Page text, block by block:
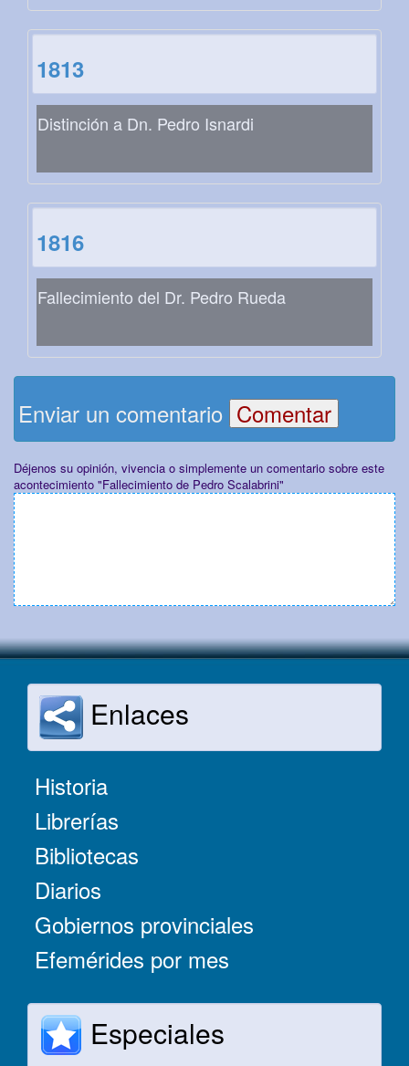
1813
Distinción a Dn. Pedro Isnardi
1816
Fallecimiento del Dr. Pedro Rueda
Enviar un comentario
Déjenos su opinión, vivencia o simplemente un comentario sobre este
acontecimiento "Fallecimiento de Pedro Scalabrini"
Enlaces
Historia
Librerías
Bibliotecas
Diarios
Gobiernos provinciales
Efemérides por mes
Especiales